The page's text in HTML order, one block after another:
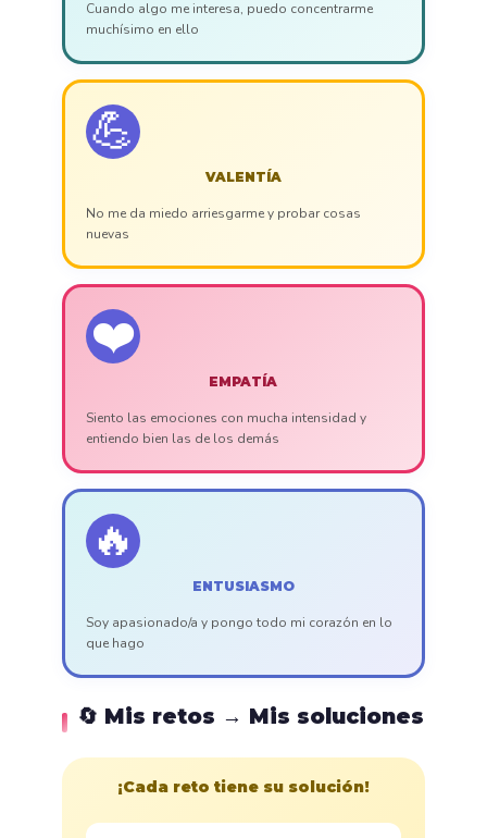
Cuando algo me interesa, puedo concentrarme
muchísimo en ello
💪
VALENTÍA
No me da miedo arriesgarme y probar cosas
nuevas
❤️
EMPATÍA
Siento las emociones con mucha intensidad y
entiendo bien las de los demás
🔥
ENTUSIASMO
Soy apasionado/a y pongo todo mi corazón en lo
que hago
🔄 Mis retos → Mis soluciones
¡Cada reto tiene su solución!